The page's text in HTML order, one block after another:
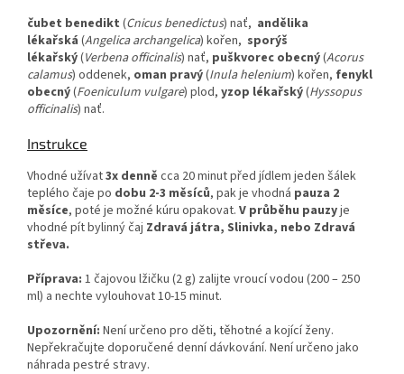
čubet benedikt (Cnicus benedictus) nať, andělika
lékařská (Angelica archangelica) kořen, sporýš
lékařský(Verbena officinalis) nať, puškvorec obecný(Acorus
calamus) oddenek, oman pravý(Inula helenium) kořen, fenykl
obecný(Foeniculum vulgare) plod, yzop lékařský(Hyssopus
officinalis) nať.
Instrukce
Vhodné užívat3x denně cca 20 minut před jídlem jeden šálek
teplého čaje po dobu 2-3 měsíců, pak je vhodná pauza 2
měsíce, poté je možné kúru opakovat. V průběhu pauzyje
vhodné pít bylinný čaj Zdravá játra, Slinivka, nebo Zdravá
střeva.
Příprava: 1 čajovou lžičku (2 g) zalijte vroucí vodou (200 – 250
ml) a nechte vylouhovat 10-15 minut.
Upozornění: Není určeno pro děti, těhotné a kojící ženy.
Nepřekračujte doporučené denní dávkování. Není určeno jako
náhrada pestré stravy.